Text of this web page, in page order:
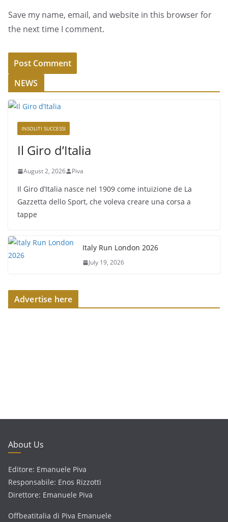
Save my name, email, and website in this browser for
the next time I comment.
NEWS
INSOLITI SUCCESSI
Il Giro d’Italia
August 2, 2026 Piva
Il Giro d’Italia nasce nel 1909 come intuizione de La
Gazzetta dello Sport, che voleva creare una corsa a
tappe
Italy Run London 2026
July 19, 2026
Advertise here
About Us
Editore: Emanuele Piva
Responsabile: Enos Rizzotti
Direttore: Emanuele Piva
Offbeatitalia di Piva Emanuele